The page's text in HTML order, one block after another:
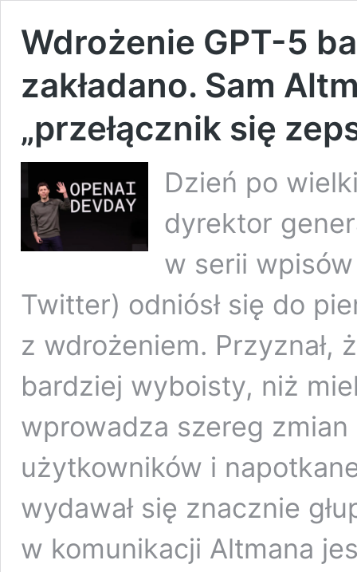
Wdrożenie GPT-5
zakładano. Sam
„przełącznik się
Dzień po
dyrektor
w serii
Twitter) odniósł się do
z wdrożeniem. Przyznał,
bardziej wyboisty, niż
wprowadza szereg
użytkowników i
wydawał się znacznie
w komunikacji Altmana